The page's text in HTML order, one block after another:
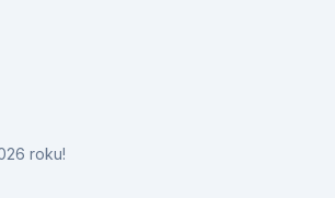
roku!